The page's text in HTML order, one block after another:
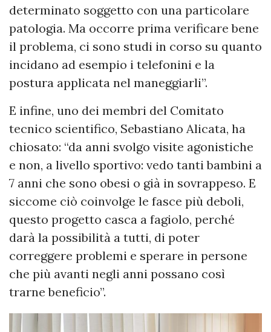
determinato soggetto con una particolare
patologia. Ma occorre prima verificare bene
il problema, ci sono studi in corso su quanto
incidano ad esempio i telefonini e la
postura applicata nel maneggiarli”.
E infine, uno dei membri del Comitato
tecnico scientifico, Sebastiano Alicata, ha
chiosato: “da anni svolgo visite agonistiche
e non, a livello sportivo: vedo tanti bambini a
7 anni che sono obesi o già in sovrappeso. E
siccome ciò coinvolge le fasce più deboli,
questo progetto casca a fagiolo, perché
darà la possibilità a tutti, di poter
correggere problemi e sperare in persone
che più avanti negli anni possano così
trarne beneficio”.